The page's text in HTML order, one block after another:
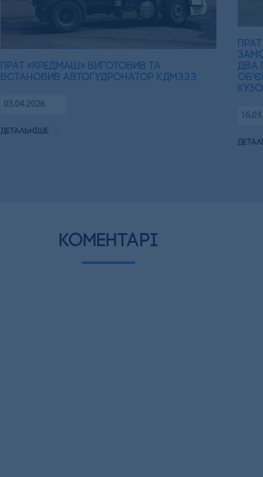
ПрАТ «Кредмаш» виготовив та
встановив автогудронатор КДМ333
03.04.2026
детальніше
два
коментарі